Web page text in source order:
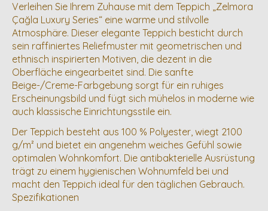
Verleihen Sie Ihrem Zuhause mit dem Teppich „Zelmora
Çağla Luxury Series“ eine warme und stilvolle
Atmosphäre. Dieser elegante Teppich besticht durch
sein raffiniertes Reliefmuster mit geometrischen und
ethnisch inspirierten Motiven, die dezent in die
Oberfläche eingearbeitet sind. Die sanfte
Beige-/Creme-Farbgebung sorgt für ein ruhiges
Erscheinungsbild und fügt sich mühelos in moderne wie
auch klassische Einrichtungsstile ein.
Der Teppich besteht aus 100 % Polyester, wiegt 2100
g/m² und bietet ein angenehm weiches Gefühl sowie
optimalen Wohnkomfort. Die antibakterielle Ausrüstung
trägt zu einem hygienischen Wohnumfeld bei und
macht den Teppich ideal für den täglichen Gebrauch.
Spezifikationen